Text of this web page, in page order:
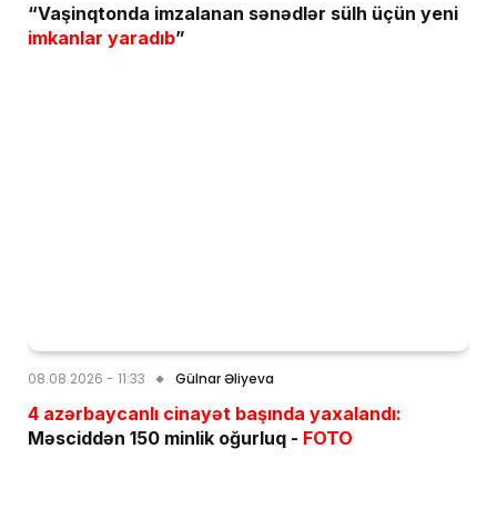
“Vaşinqtonda imzalanan sənədlər sülh üçün yeni
imkanlar yaradıb”
08.08.2026 - 11:33 Gülnar Əliyeva
4 azərbaycanlı cinayət başında yaxalandı:
Məsciddən 150 minlik oğurluq - FOTO